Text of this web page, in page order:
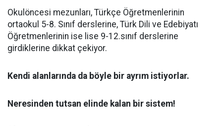
Okulöncesi mezunları, Türkçe Öğretmenlerinin
ortaokul 5-8. Sınıf derslerine, Türk Dili ve Edebiyatı
Öğretmenlerinin ise lise 9-12.sınıf derslerine
girdiklerine dikkat çekiyor.
Kendi alanlarında da böyle bir ayrım istiyorlar.
Neresinden tutsan elinde kalan bir sistem!